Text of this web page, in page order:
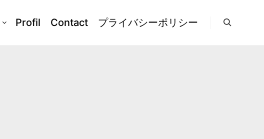
Profil Contact プライバシーポリシー